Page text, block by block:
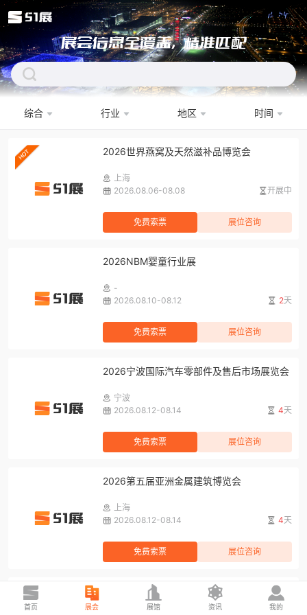
展会信息全覆盖，精准匹配
综合 行业 地区
时间
2026世界燕窝及天然滋补品博览会
上海
2026.08.06-08.08
开展中
免费索票 展位咨询
2026NBM婴童行业展
-
2026.08.10-08.12
2天
免费索票 展位咨询
2026宁波国际汽车零部件及售后市场展览会
宁波
2026.08.12-08.14
4天
免费索票 展位咨询
2026第五届亚洲金属建筑博览会
上海
2026.08.12-08.14
4天
免费索票 展位咨询
2026亚洲混凝土世界博览会
首页 展会 展馆 资讯 我的